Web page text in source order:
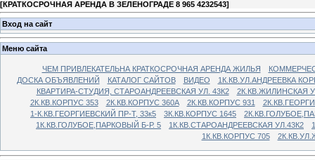
[КРАТКОСРОЧНАЯ АРЕНДА В ЗЕЛЕНОГРАДЕ 8 965 4232543]
Вход на сайт
Меню сайта
ЧЕМ ПРИВЛЕКАТЕЛЬНА КРАТКОСРОЧНАЯ АРЕНДА ЖИЛЬЯ
ДОСКА ОБЪЯВЛЕНИЙ
КАТАЛОГ САЙТОВ ВИДЕО
1К.КВ.УЛ.АНДРЕЕВКА
КВАРТИРА-СТУДИЯ, СТАРОАНДРЕЕВСКАЯ УЛ. 43К2
2К.КВ.ЖИЛИНСКАЯ
2К.КВ.КОРПУС 353
2К.КВ.КОРПУС 360А 2К.КВ.КОРПУС 931
1-К.КВ.ГЕОРГИЕВСКИЙ ПР-Т, 33к5
3К.КВ.КОРПУС 1645
1К.КВ.ГОЛУБОЕ,ПАРКОВЫЙ Б-Р. 5
1К.КВ.СТАРОАНДРЕЕВСКАЯ УЛ.43К2
1К.КВ.КОРПУС 705